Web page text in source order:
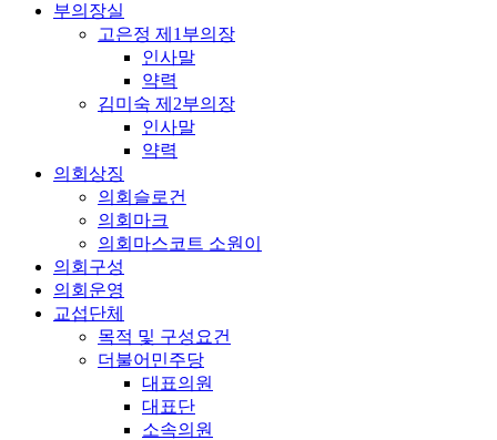
부의장실
고은정 제1부의장
인사말
약력
김미숙 제2부의장
인사말
약력
의회상징
의회슬로건
의회마크
의회마스코트 소원이
의회구성
의회운영
교섭단체
목적 및 구성요건
더불어민주당
대표의원
대표단
소속의원